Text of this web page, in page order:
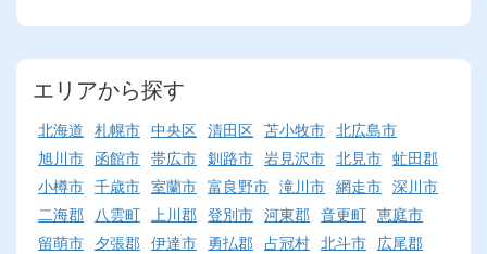
エリアから探す
北海道 札幌市 中央区 清田区 苫小牧市 北広島市
旭川市 函館市 帯広市 釧路市 岩見沢市 北見市 虻田郡
小樽市 千歳市 室蘭市 富良野市 滝川市 網走市 深川市
二海郡
八雲町 上川郡 登別市 河東郡 音更町 恵庭市
留萌市 夕張郡 伊達市 勇払郡 占冠村 北斗市 広尾郡